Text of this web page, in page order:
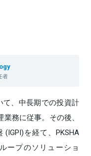
者
て、中長期での投資計
務に従事。その後、
(IGPI)を経て、PKSHA
ープのソリューショ